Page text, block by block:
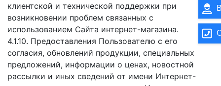
клиентской и технической поддержки при
возникновении проблем связанных с
использованием Сайта интернет-магазина.
4.1.10. Предоставления Пользователю с его
согласия, обновлений продукции, специальных
предложений, информации о ценах, новостной
рассылки и иных сведений от имени Интернет-